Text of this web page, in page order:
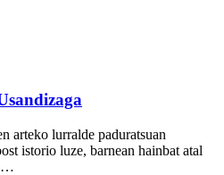
arteko lurralde paduratsuan
istorio luze, barnean hainbat atal
…